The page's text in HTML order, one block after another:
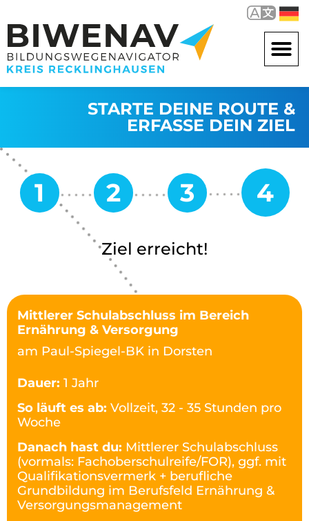
STARTE DEINE ROUTE &
ERFASSE DEIN ZIEL
Ziel erreicht!
Mittlerer Schulabschluss im Bereich
Ernährung & Versorgung
am Paul-Spiegel-BK in Dorsten
Dauer: 1 Jahr
So läuft es ab: Vollzeit, 32 - 35 Stunden pro
Woche
Danach hast du: Mittlerer Schulabschluss
(vormals: Fachoberschulreife/FOR), ggf. mit
Qualifikationsvermerk + berufliche
Grundbildung im Berufsfeld Ernährung &
Versorgungsmanagement